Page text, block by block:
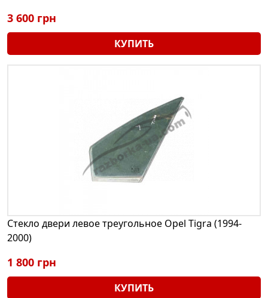
3 600 грн
КУПИТЬ
Стекло двери левое треугольное Opel Tigra (1994-
2000)
1 800 грн
КУПИТЬ